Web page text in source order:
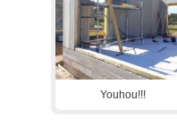
Youhou!!!